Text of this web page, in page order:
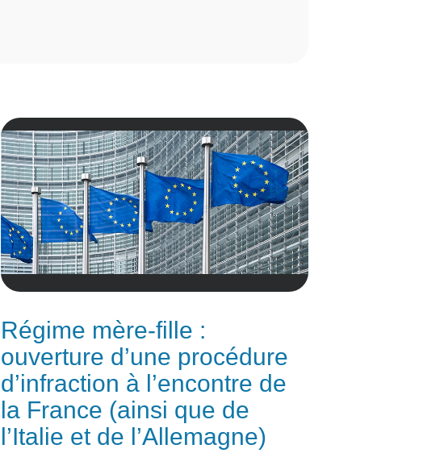
Régime mère-fille :
ouverture d’une procédure
d’infraction à l’encontre de
la France (ainsi que de
l’Italie et de l’Allemagne)